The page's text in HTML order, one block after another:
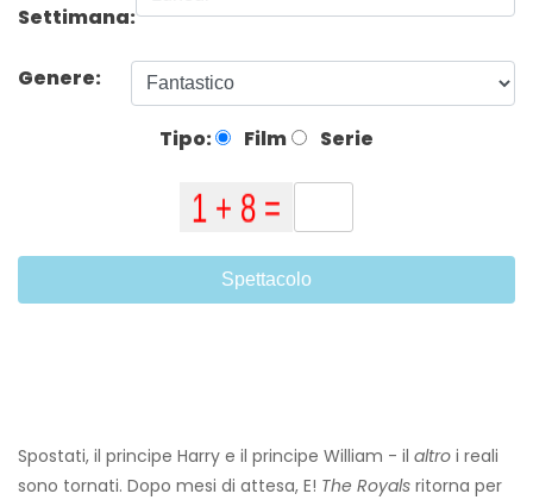
Settimana:
Genere:
Tipo: Film Serie
Spettacolo
Spostati, il principe Harry e il principe William - il altro i reali
sono tornati. Dopo mesi di attesa, E! The Royals ritorna per